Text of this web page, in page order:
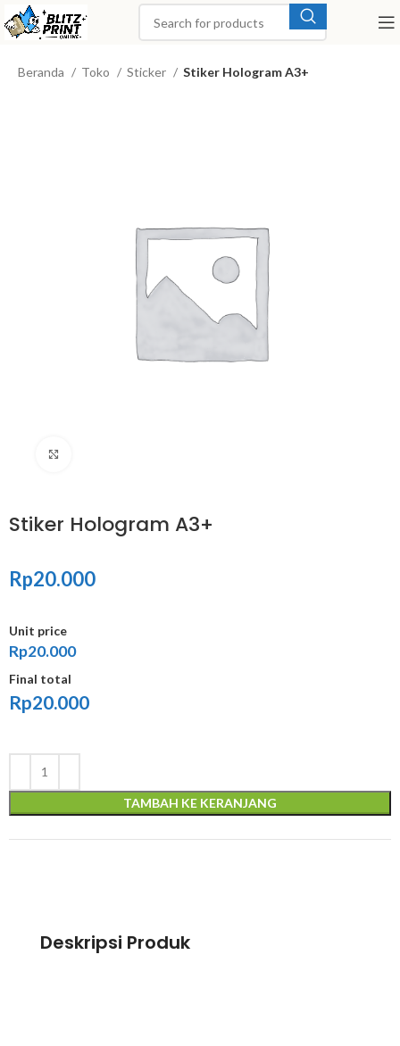
Beranda Toko Sticker Stiker Hologram A3+
Stiker Hologram A3+
Rp20.000
Unit price
Rp20.000
Final total
Rp20.000
TAMBAH KE KERANJANG
Deskripsi Produk